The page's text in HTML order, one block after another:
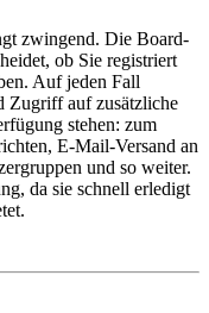
zwingend. Die Board-
ob Sie registriert
Auf jeden Fall
Zugriff auf zusätzliche
stehen: zum
E-Mail-Versand an
und so weiter.
da sie schnell erledigt